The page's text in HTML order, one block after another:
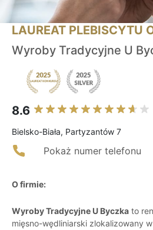
LAUREAT PLEBISCYTU
Wyroby Tradycyjne U
8.6
Bielsko-Biała, Partyzantów 7
Pokaż numer telefonu
O firmie:
Wyroby Tradycyjne U Byczka to
mięsno-wędliniarski zlokalizowany